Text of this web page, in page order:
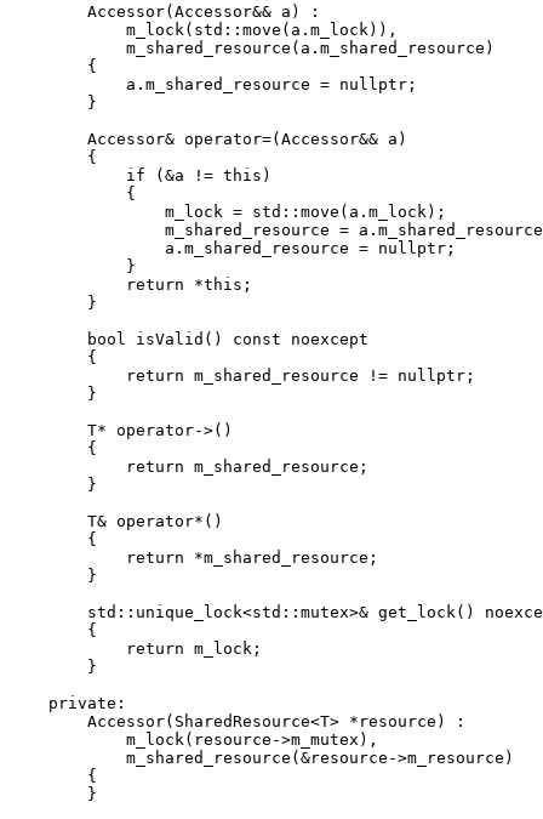
        Accessor(Accessor&& a) :
            m_lock(std::move(a.m_lock)),
            m_shared_resource(a.m_shared_resource)
        {
            a.m_shared_resource = nullptr;
        }
        Accessor& operator=(Accessor&& a)
        {
            if (&a != this)
            {
                m_lock = std::move(a.m_lock);
m_shared_resource =
                a.m_shared_resource = nullptr;
            }
            return *this;
        }
        bool isValid() const noexcept
        {
            return m_shared_resource != nullptr;
        }
        T* operator->()
        {
            return m_shared_resource;
        }
        T& operator*()
        {
            return *m_shared_resource;
        }
std::unique_lock<std::mutex>& get_lock()
        {
            return m_lock;
        }
    private:
        Accessor(SharedResource<T> *resource) :
            m_lock(resource->m_mutex),
            m_shared_resource(&resource->m_resource)
        {
        }